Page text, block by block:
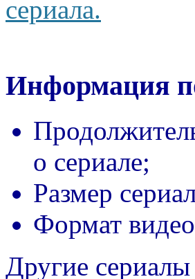
сериала.
Информация
о сериале;
Размер
Формат
Другие сериалы